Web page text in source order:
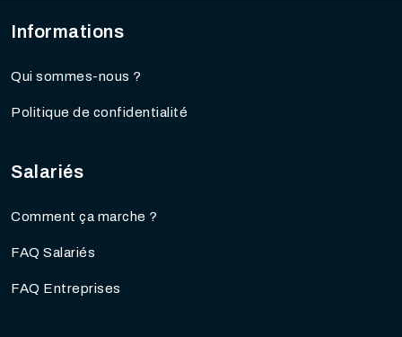
Informations
Qui sommes-nous ?
Politique de confidentialité
Salariés
Comment ça marche ?
FAQ Salariés
FAQ Entreprises